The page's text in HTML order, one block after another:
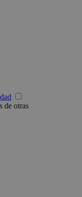
de otras